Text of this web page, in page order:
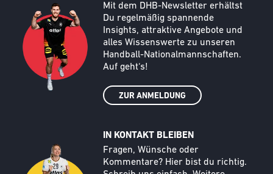
Text
Mit dem DHB-Newsletter erhältst
Du regelmäßig spannende
Insights, attraktive Angebote und
alles Wissenswerte zu unseren
Handball-Nationalmannschaften.
Auf geht‘s!
ZUR ANMELDUNG
Call to action image
IN KONTAKT BLEIBEN
Text
Fragen, Wünsche oder
Kommentare? Hier bist du richtig.